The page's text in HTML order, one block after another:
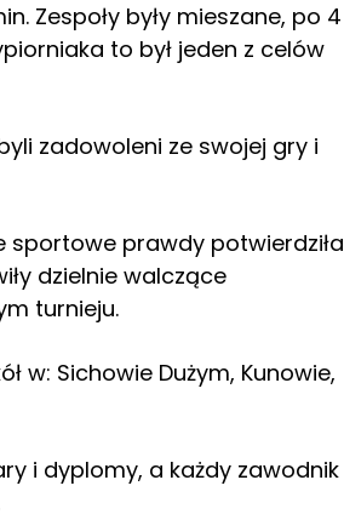
Zespoły były mieszane, po 4
to był jeden z celów
zadowoleni ze swojej gry i
sportowe prawdy potwierdziła
dzielnie walczące
turnieju.
w: Sichowie Dużym, Kunowie,
i dyplomy, a każdy zawodnik